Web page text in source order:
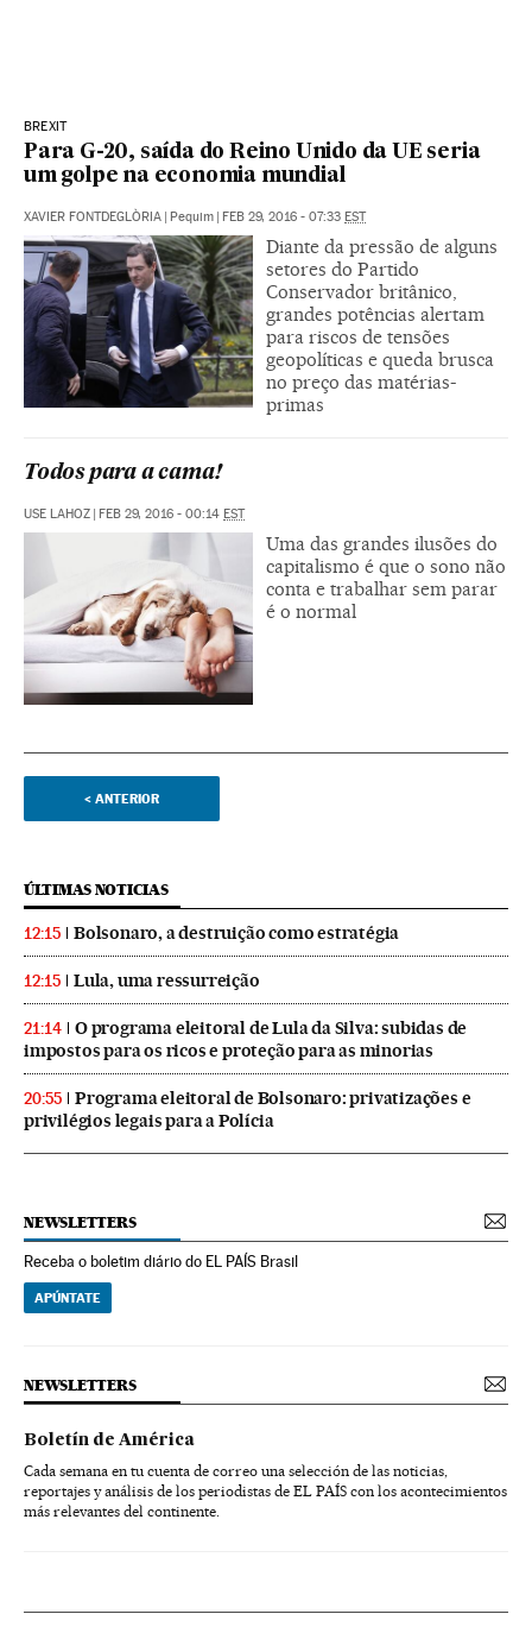
BREXIT
Para G-20, saída do Reino Unido da UE seria
um golpe na economia mundial
XAVIER FONTDEGLÒRIA | Pequim | FEB 29, 2016 - 07:33 EST
Diante da pressão de alguns
setores do Partido
Conservador britânico,
grandes potências alertam
para riscos de tensões
geopolíticas e queda brusca
no preço das matérias-
primas
Todos para a cama!
USE LAHOZ | FEB 29, 2016 - 00:14 EST
Uma das grandes ilusões do
capitalismo é que o sono não
conta e trabalhar sem parar
é o normal
< ANTERIOR
ÚLTIMAS NOTICIAS
12:15 Bolsonaro, a destruição como estratégia
12:15 Lula, uma ressurreição
21:14
O programa eleitoral de Lula da Silva: subidas de
impostos para os ricos e proteção para as minorias
20:55
Programa eleitoral de Bolsonaro: privatizações e
privilégios legais para a Polícia
NEWSLETTERS
Receba o boletim diário do EL PAÍS Brasil
APÚNTATE
NEWSLETTERS
Boletín de América
Cada semana en tu cuenta de correo una selección de las noticias,
reportajes y análisis de los periodistas de EL PAÍS con los acontecimientos
más relevantes del continente.